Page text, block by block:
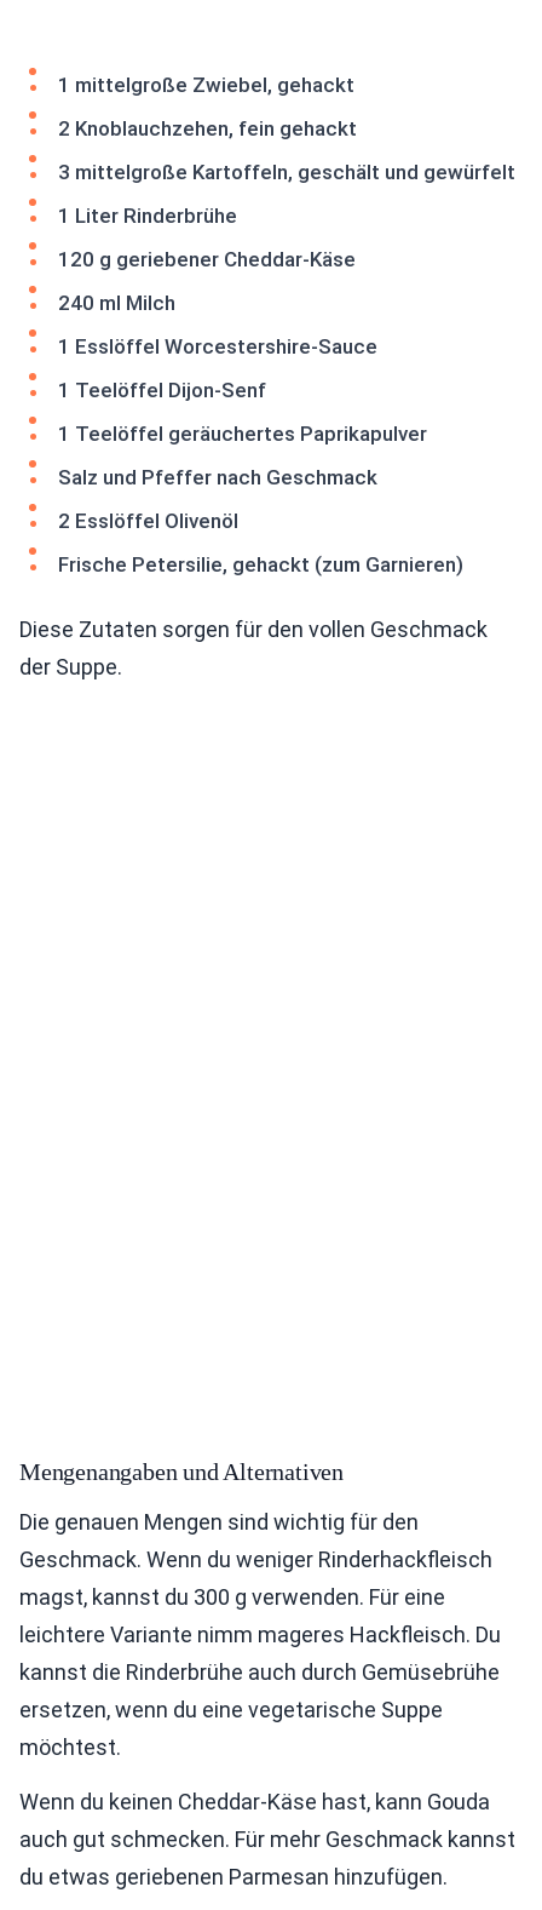
1 mittelgroße Zwiebel, gehackt
2 Knoblauchzehen, fein gehackt
3 mittelgroße Kartoffeln, geschält und gewürfelt
1 Liter Rinderbrühe
120 g geriebener Cheddar-Käse
240 ml Milch
1 Esslöffel Worcestershire-Sauce
1 Teelöffel Dijon-Senf
1 Teelöffel geräuchertes Paprikapulver
Salz und Pfeffer nach Geschmack
2 Esslöffel Olivenöl
Frische Petersilie, gehackt (zum Garnieren)
Diese Zutaten sorgen für den vollen Geschmack
der Suppe.
Mengenangaben und Alternativen
Die genauen Mengen sind wichtig für den
Geschmack. Wenn du weniger Rinderhackfleisch
magst, kannst du 300 g verwenden. Für eine
leichtere Variante nimm mageres Hackfleisch. Du
kannst die Rinderbrühe auch durch Gemüsebrühe
ersetzen, wenn du eine vegetarische Suppe
möchtest.
Wenn du keinen Cheddar-Käse hast, kann Gouda
auch gut schmecken. Für mehr Geschmack kannst
du etwas geriebenen Parmesan hinzufügen.